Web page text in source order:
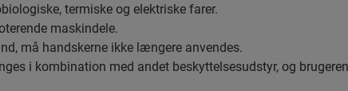
termiske og elektriske farer.
maskindele.
må handskerne ikke længere anvendes.
i kombination med andet beskyttelsesudstyr, og